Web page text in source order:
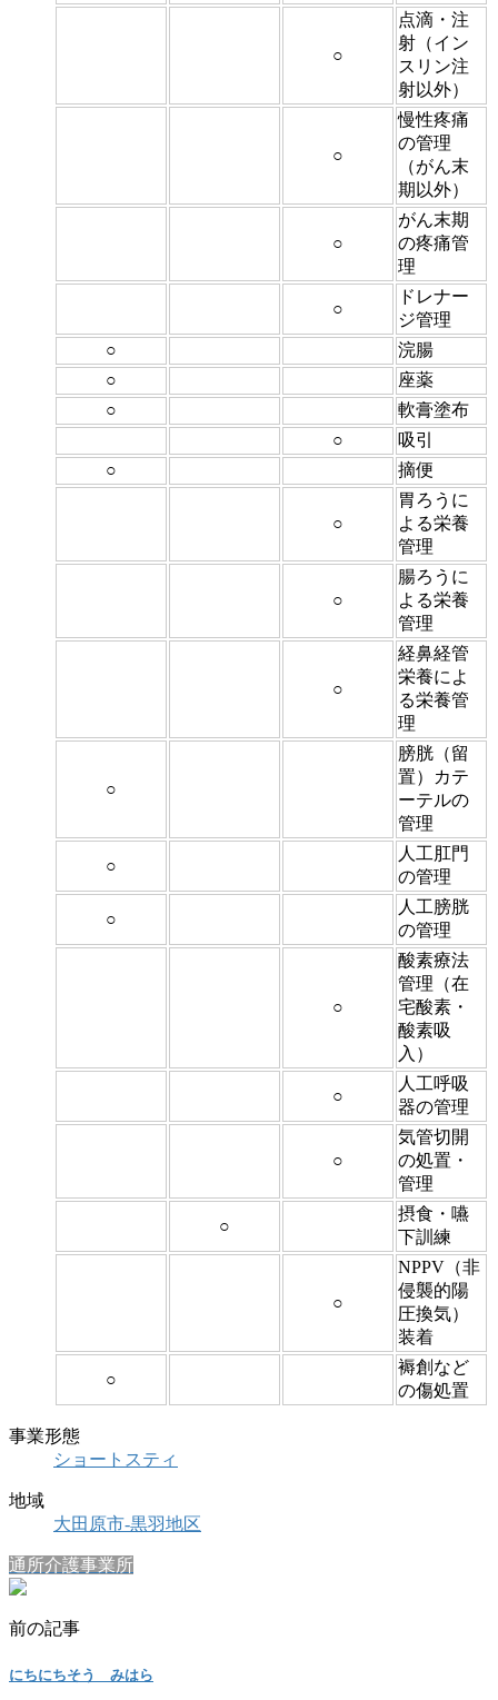
○
点滴・注
射（イン
スリン注
射以外）
○
慢性疼痛
の管理
（がん末
期以外）
○
がん末期
の疼痛管
理
○
ドレナー
ジ管理
○
浣腸
○
座薬
○
軟膏塗布
○
吸引
○
摘便
○
胃ろうに
よる栄養
管理
○
腸ろうに
よる栄養
管理
○
経鼻経管
栄養によ
る栄養管
理
○
膀胱（留
置）カテ
ーテルの
管理
○
人工肛門
の管理
○
人工膀胱
の管理
○
酸素療法
管理（在
宅酸素・
酸素吸
入）
○
人工呼吸
器の管理
○
気管切開
の処置・
管理
○
摂食・嚥
下訓練
○
NPPV（非
侵襲的陽
圧換気）
装着
○
褥創など
の傷処置
事業形態
ショートスティ
地域
大田原市-黒羽地区
通所介護事業所
前の記事
にちにちそう みはら